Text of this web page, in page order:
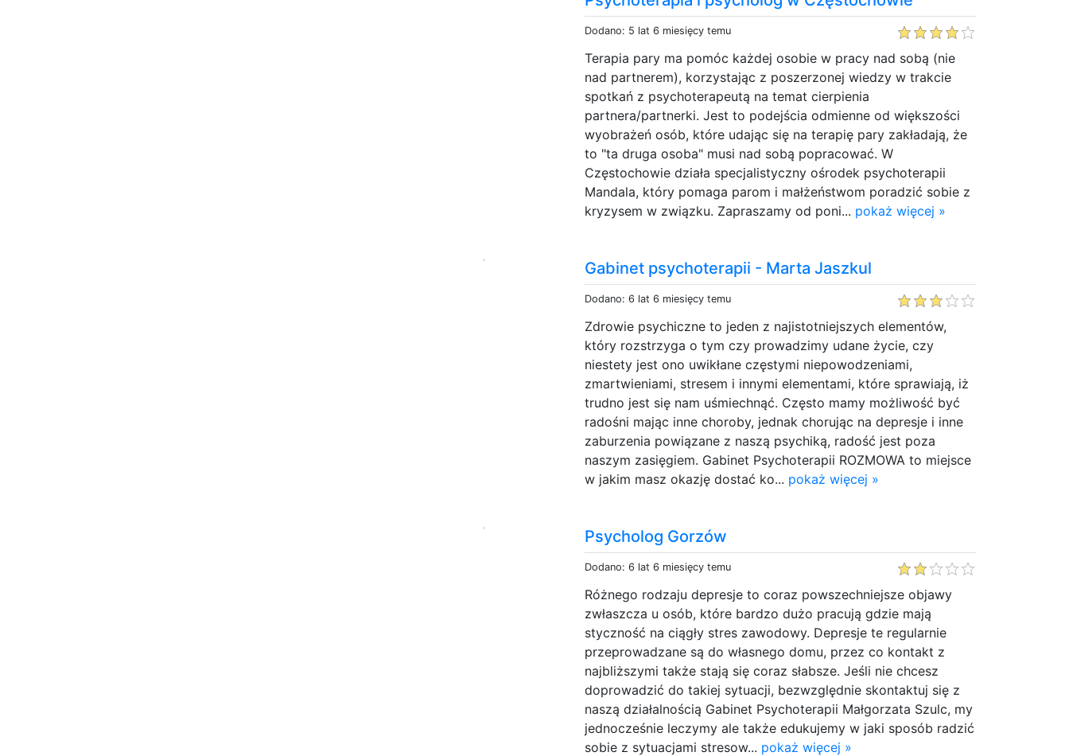
Dodano: 5 lat 6 miesięcy temu
Terapia pary ma pomóc każdej osobie w pracy nad sobą (nie
nad partnerem), korzystając z poszerzonej wiedzy w trakcie
spotkań z psychoterapeutą na temat cierpienia
partnera/partnerki. Jest to podejścia odmienne od większości
wyobrażeń osób, które udając się na terapię pary zakładają, że
to "ta druga osoba" musi nad sobą popracować. W
Częstochowie działa specjalistyczny ośrodek psychoterapii
Mandala, który pomaga parom i małżeństwom poradzić sobie z
kryzysem w związku. Zapraszamy od poni... pokaż więcej »
Gabinet psychoterapii - Marta Jaszkul
Dodano: 6 lat 6 miesięcy temu
Zdrowie psychiczne to jeden z najistotniejszych elementów,
który rozstrzyga o tym czy prowadzimy udane życie, czy
niestety jest ono uwikłane częstymi niepowodzeniami,
zmartwieniami, stresem i innymi elementami, które sprawiają, iż
trudno jest się nam uśmiechnąć. Często mamy możliwość być
radośni mając inne choroby, jednak chorując na depresje i inne
zaburzenia powiązane z naszą psychiką, radość jest poza
naszym zasięgiem. Gabinet Psychoterapii ROZMOWA to miejsce
w jakim masz okazję dostać ko... pokaż więcej »
Psycholog Gorzów
Dodano: 6 lat 6 miesięcy temu
Różnego rodzaju depresje to coraz powszechniejsze objawy
zwłaszcza u osób, które bardzo dużo pracują gdzie mają
styczność na ciągły stres zawodowy. Depresje te regularnie
przeprowadzane są do własnego domu, przez co kontakt z
najbliższymi także stają się coraz słabsze. Jeśli nie chcesz
doprowadzić do takiej sytuacji, bezwzględnie skontaktuj się z
naszą działalnością Gabinet Psychoterapii Małgorzata Szulc, my
jednocześnie leczymy ale także edukujemy w jaki sposób radzić
sobie z sytuacjami stresow... pokaż więcej »